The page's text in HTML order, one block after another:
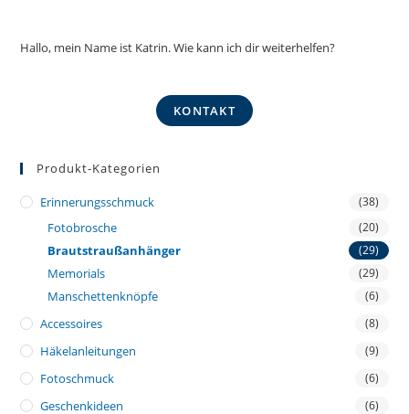
Hallo, mein Name ist Katrin. Wie kann ich dir weiterhelfen?
KONTAKT
Produkt-Kategorien
Erinnerungsschmuck (38)
Fotobrosche (20)
Brautstraußanhänger (29)
Memorials (29)
Manschettenknöpfe (6)
Accessoires (8)
Häkelanleitungen (9)
Fotoschmuck (6)
Geschenkideen (6)